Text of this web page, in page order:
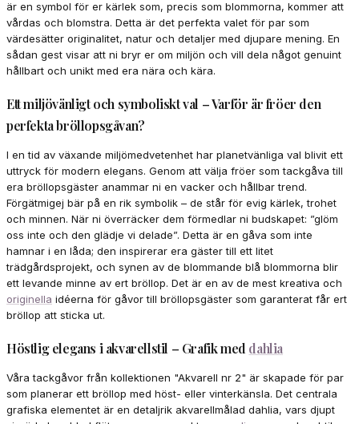
är en symbol för er kärlek som, precis som blommorna, kommer att
vårdas och blomstra. Detta är det perfekta valet för par som
värdesätter originalitet, natur och detaljer med djupare mening. En
sådan gest visar att ni bryr er om miljön och vill dela något genuint
hållbart och unikt med era nära och kära.
Ett miljövänligt och symboliskt val – Varför är fröer den
perfekta bröllopsgåvan?
I en tid av växande miljömedvetenhet har planetvänliga val blivit ett
uttryck för modern elegans. Genom att välja fröer som tackgåva till
era bröllopsgäster anammar ni en vacker och hållbar trend.
Förgätmigej bär på en rik symbolik – de står för evig kärlek, trohet
och minnen. När ni överräcker dem förmedlar ni budskapet: ”glöm
oss inte och den glädje vi delade”. Detta är en gåva som inte
hamnar i en låda; den inspirerar era gäster till ett litet
trädgårdsprojekt, och synen av de blommande blå blommorna blir
ett levande minne av ert bröllop. Det är en av de mest kreativa och
originella idéerna för gåvor till bröllopsgäster som garanterat får ert
bröllop att sticka ut.
Höstlig elegans i akvarellstil – Grafik med dahlia
Våra tackgåvor från kollektionen "Akvarell nr 2" är skapade för par
som planerar ett bröllop med höst- eller vinterkänsla. Det centrala
grafiska elementet är en detaljrik akvarellmålad dahlia, vars djupt